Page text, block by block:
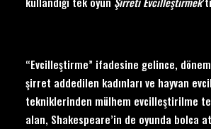
“Evcilleştirme” ifadesine gelince, dönem
şirret addedilen kadınları ve hayvan
tekniklerinden mülhem evcilleştirilme
alan, Shakespeare’in de oyunda bolca